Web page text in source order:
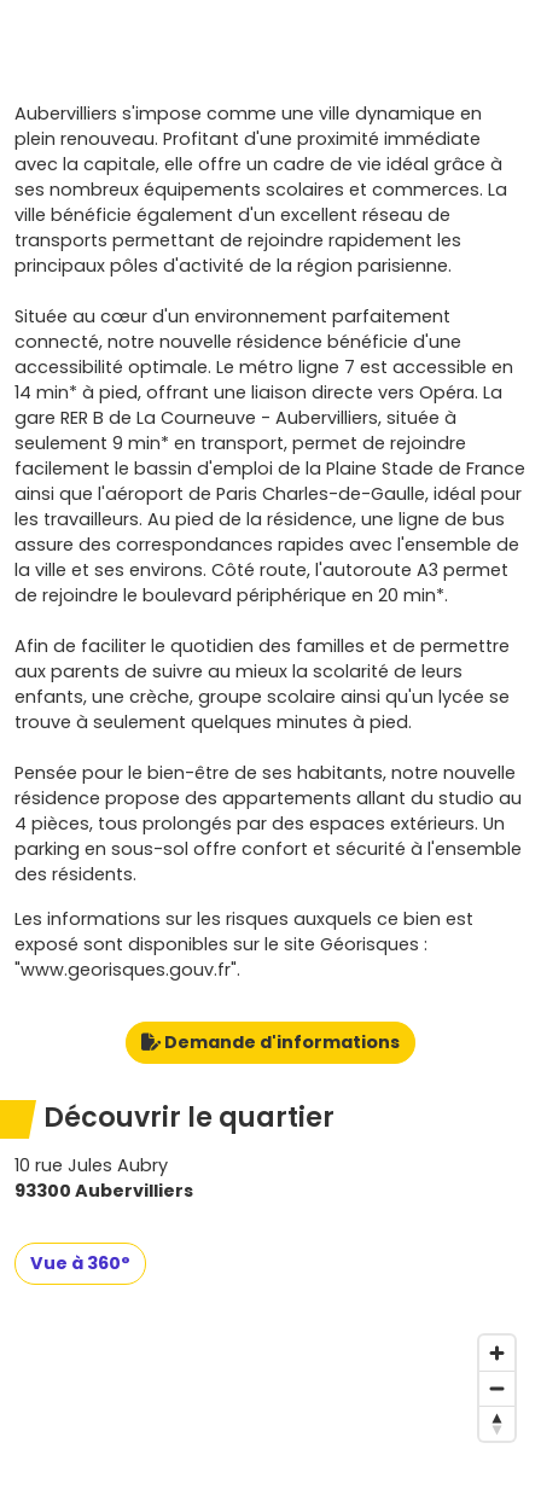
Aubervilliers s'impose comme une ville dynamique en
plein renouveau. Profitant d'une proximité immédiate
avec la capitale, elle offre un cadre de vie idéal grâce à
ses nombreux équipements scolaires et commerces. La
ville bénéficie également d'un excellent réseau de
transports permettant de rejoindre rapidement les
principaux pôles d'activité de la région parisienne.
Située au cœur d'un environnement parfaitement
connecté, notre nouvelle résidence bénéficie d'une
accessibilité optimale. Le métro ligne 7 est accessible en
14 min* à pied, offrant une liaison directe vers Opéra. La
gare RER B de La Courneuve - Aubervilliers, située à
seulement 9 min* en transport, permet de rejoindre
facilement le bassin d'emploi de la Plaine Stade de France
ainsi que l'aéroport de Paris Charles-de-Gaulle, idéal pour
les travailleurs. Au pied de la résidence, une ligne de bus
assure des correspondances rapides avec l'ensemble de
la ville et ses environs. Côté route, l'autoroute A3 permet
de rejoindre le boulevard périphérique en 20 min*.
Afin de faciliter le quotidien des familles et de permettre
aux parents de suivre au mieux la scolarité de leurs
enfants, une crèche, groupe scolaire ainsi qu'un lycée se
trouve à seulement quelques minutes à pied.
Pensée pour le bien-être de ses habitants, notre nouvelle
résidence propose des appartements allant du studio au
4 pièces, tous prolongés par des espaces extérieurs. Un
parking en sous-sol offre confort et sécurité à l'ensemble
des résidents.
Les informations sur les risques auxquels ce bien est
exposé sont disponibles sur le site Géorisques :
"www.georisques.gouv.fr".
Demande d'informations
Découvrir le quartier
10 rue Jules Aubry
93300 Aubervilliers
Vue à 360°